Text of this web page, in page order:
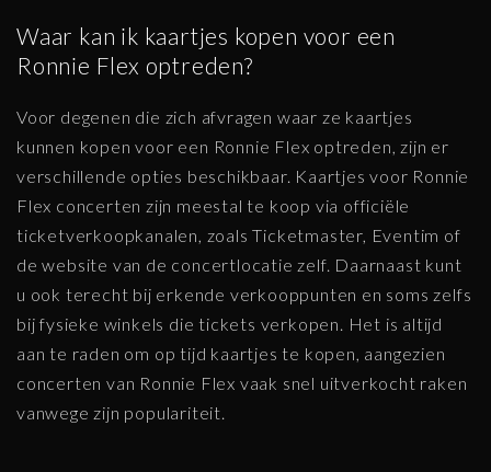
Waar kan ik kaartjes kopen voor een
Ronnie Flex optreden?
Voor degenen die zich afvragen waar ze kaartjes
kunnen kopen voor een Ronnie Flex optreden, zijn er
verschillende opties beschikbaar. Kaartjes voor Ronnie
Flex concerten zijn meestal te koop via officiële
ticketverkoopkanalen, zoals Ticketmaster, Eventim of
de website van de concertlocatie zelf. Daarnaast kunt
u ook terecht bij erkende verkooppunten en soms zelfs
bij fysieke winkels die tickets verkopen. Het is altijd
aan te raden om op tijd kaartjes te kopen, aangezien
concerten van Ronnie Flex vaak snel uitverkocht raken
vanwege zijn populariteit.